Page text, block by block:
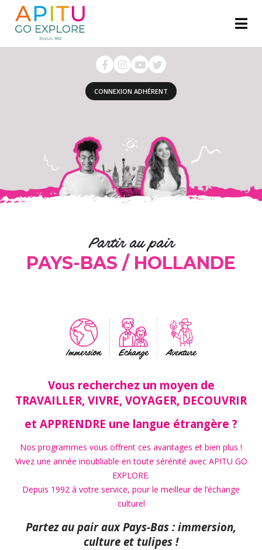
CONNEXION ADHÉRENT
Partir au pair
PAYS-BAS / HOLLANDE
Immersion Echange Aventure
Vous recherchez un moyen de
TRAVAILLER, VIVRE, VOYAGER, DECOUVRIR
et APPRENDRE une langue étrangère ?
Nos programmes vous offrent ces avantages et bien plus !
Vivez une année inoubliable en toute sérénité avec APITU GO
EXPLORE.
Depuis 1992 à votre service, pour le meilleur de l’échange
culturel
Partez au pair aux Pays-Bas : immersion,
culture et tulipes !